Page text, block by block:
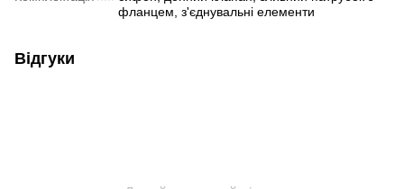
фланцем, з'єднувальні елементи
Відгуки